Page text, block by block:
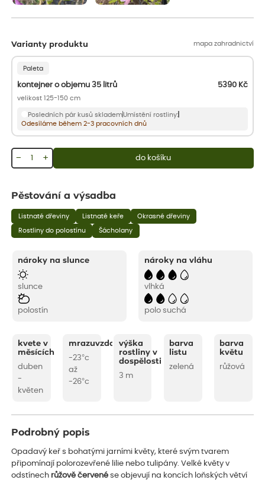
Varianty produktu mapa zahradnictví
Paleta
kontejner o objemu 35 litrů 5390 Kč
velikost 125-150 cm
Posledních pár kusů sklademUmístění rostliny:
Odesíláme během 2-3 pracovních dnů
+
− do košíku
Pěstování a výsadba
Listnaté dřeviny Listnaté keře Okrasné dřeviny
Rostliny do polostínu Šácholany
nároky na slunce
slunce
polostín
nároky na vláhu
vlhká
polo suchá
kvete v
měsících
duben
-
květen
mrazuvzdornost
-23°c
až
-26°c
výška
rostliny v
dospělosti
3 m
barva
listu
zelená
barva
květu
růžová
Podrobný popis
Opadavý keř s bohatými jarními květy, které svým tvarem
připomínají polorozevřené lilie nebo tulipány. Velké květy v
odstínech růžově červené se objevují na koncích loňských větví